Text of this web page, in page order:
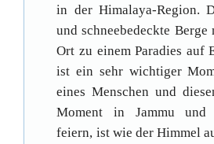
in der Himalaya-Region.
und schneebedeckte Berge
Ort zu einem Paradies auf
ist ein sehr wichtiger
eines Menschen und
Moment in Jammu und
feiern, ist wie der Himmel